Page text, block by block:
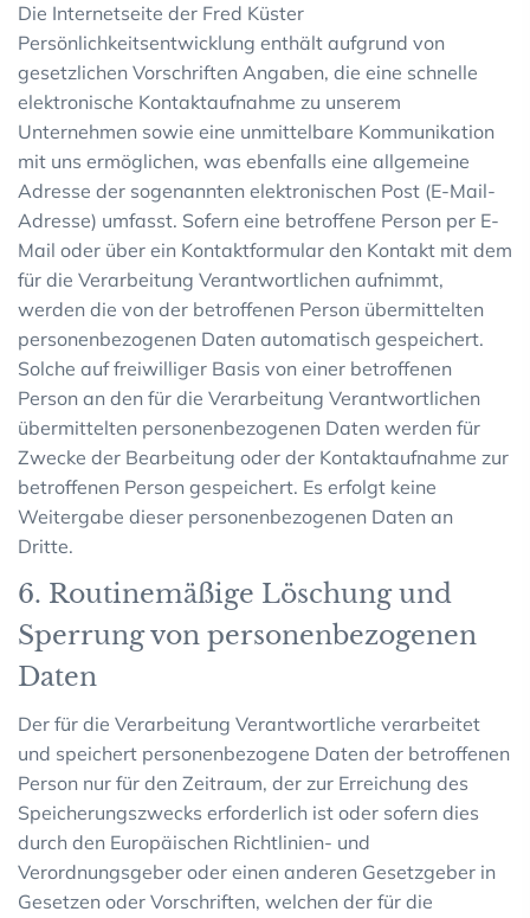
Die Internetseite der Fred Küster
Persönlichkeitsentwicklung enthält aufgrund von
gesetzlichen Vorschriften Angaben, die eine schnelle
elektronische Kontaktaufnahme zu unserem
Unternehmen sowie eine unmittelbare Kommunikation
mit uns ermöglichen, was ebenfalls eine allgemeine
Adresse der sogenannten elektronischen Post (E-Mail-
Adresse) umfasst. Sofern eine betroffene Person per E-
Mail oder über ein Kontaktformular den Kontakt mit dem
für die Verarbeitung Verantwortlichen aufnimmt,
werden die von der betroffenen Person übermittelten
personenbezogenen Daten automatisch gespeichert.
Solche auf freiwilliger Basis von einer betroffenen
Person an den für die Verarbeitung Verantwortlichen
übermittelten personenbezogenen Daten werden für
Zwecke der Bearbeitung oder der Kontaktaufnahme zur
betroffenen Person gespeichert. Es erfolgt keine
Weitergabe dieser personenbezogenen Daten an
Dritte.
6. Routinemäßige Löschung und
Sperrung von personenbezogenen
Daten
Der für die Verarbeitung Verantwortliche verarbeitet
und speichert personenbezogene Daten der betroffenen
Person nur für den Zeitraum, der zur Erreichung des
Speicherungszwecks erforderlich ist oder sofern dies
durch den Europäischen Richtlinien- und
Verordnungsgeber oder einen anderen Gesetzgeber in
Gesetzen oder Vorschriften, welchen der für die